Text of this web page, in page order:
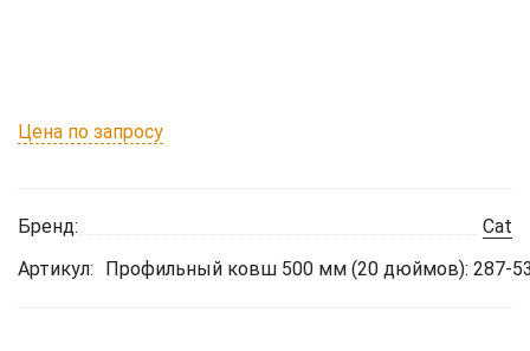
Цена по запросу
Бренд:
Cat
Артикул:
Профильный ковш 500 мм (20 дюймов): 287-